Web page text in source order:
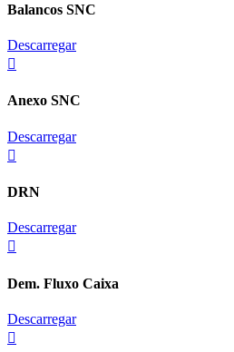
Balancos SNC
Descarregar
Anexo SNC
Descarregar
DRN
Descarregar
Dem. Fluxo Caixa
Descarregar